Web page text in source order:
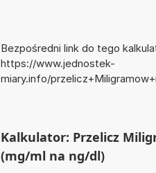
Bezpośredni link do tego
https://www.jednostek-
miary.info/
Kalkulator: Przelicz
(mg/ml na ng/dl)